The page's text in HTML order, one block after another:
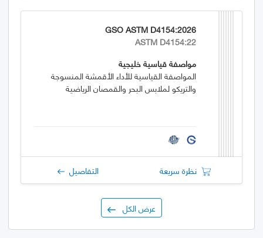
GSO ASTM D4154:2026
ASTM D4154:22
مواصفة قياسية خليجية
المواصفة القياسية للأداء الأقمشة المنسوجة
والتريكو لملابس البحر والقمصان الرياضية
نظرة سريعة التفاصيل
عرض الكل